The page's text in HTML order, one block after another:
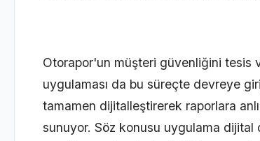
Otorapor'un müşteri güvenliğini tesis
uygulaması da bu süreçte devreye
tamamen dijitalleştirerek raporlara
sunuyor. Söz konusu uygulama